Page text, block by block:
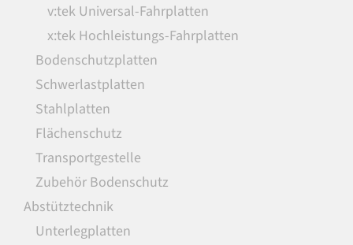
v:tek Universal-Fahrplatten
x:tek Hochleistungs-Fahrplatten
Bodenschutzplatten
Schwerlastplatten
Stahlplatten
Flächenschutz
Transportgestelle
Zubehör Bodenschutz
Abstütztechnik
Unterlegplatten